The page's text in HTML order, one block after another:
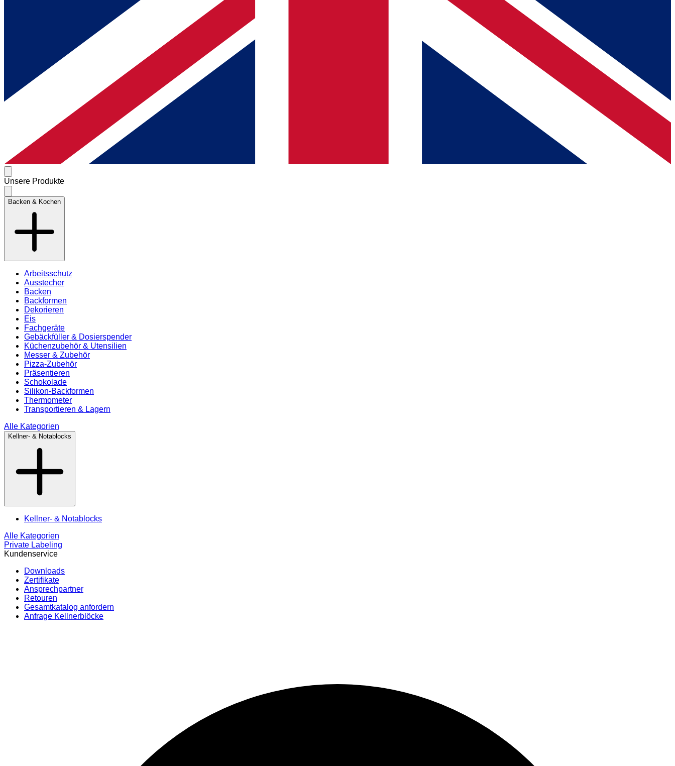
Unsere Produkte
Backen & Kochen
Arbeitsschutz
Ausstecher
Backen
Backformen
Dekorieren
Eis
Fachgeräte
Gebäckfüller & Dosierspender
Küchenzubehör & Utensilien
Messer & Zubehör
Pizza-Zubehör
Präsentieren
Schokolade
Silikon-Backformen
Thermometer
Transportieren & Lagern
Alle Kategorien
Kellner- & Notablocks
Kellner- & Notablocks
Alle Kategorien
Private Labeling
Kundenservice
Downloads
Zertifikate
Ansprechpartner
Retouren
Gesamtkatalog anfordern
Anfrage Kellnerblöcke